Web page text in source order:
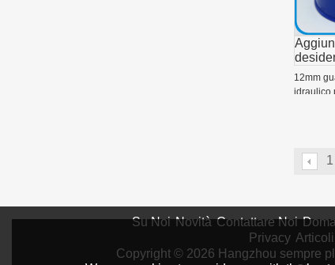
12mm
idraulico
1
Su Noi Novità Contattare Noi
Privacy
Copyright © 2026 Hangzhou sempre